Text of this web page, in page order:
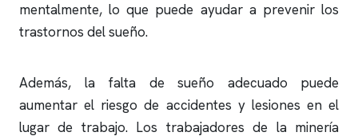
mentalmente, lo que puede ayudar a prevenir los
trastornos del sueño.
Además, la falta de sueño adecuado puede
aumentar el riesgo de accidentes y lesiones en el
lugar de trabajo. Los trabajadores de la minería